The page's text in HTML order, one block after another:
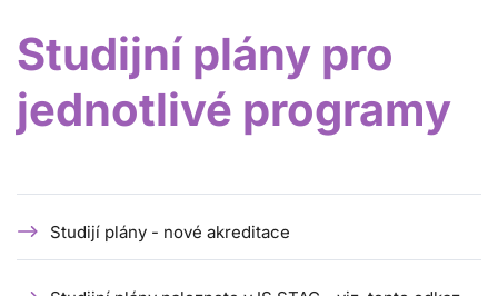
Studijní plány pro
jednotlivé programy
Studijí plány - nové akreditace